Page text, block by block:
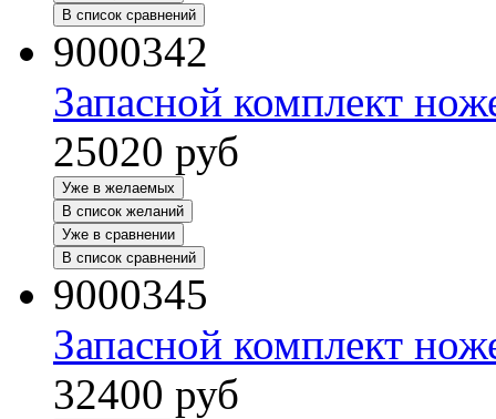
В список сравнений
9000342
Запасной комплект
25020 руб
Уже в желаемых
В список желаний
Уже в сравнении
В список сравнений
9000345
Запасной комплект
32400 руб